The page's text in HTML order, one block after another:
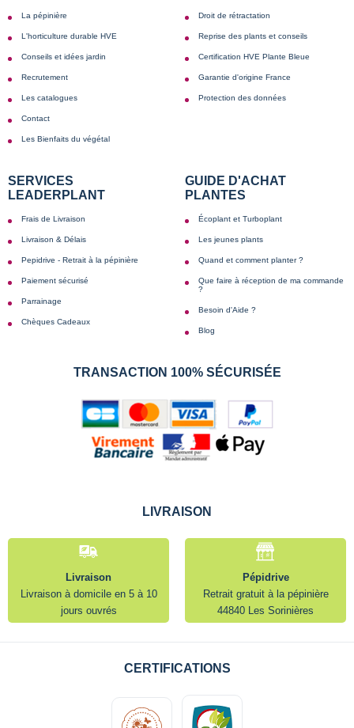
La pépinière
L'horticulture durable HVE
Conseils et idées jardin
Recrutement
Les catalogues
Contact
Les Bienfaits du végétal
Droit de rétractation
Reprise des plants et conseils
Certification HVE Plante Bleue
Garantie d'origine France
Protection des données
SERVICES
LEADERPLANT
Frais de Livraison
Livraison & Délais
Pepidrive - Retrait à la pépinière
Paiement sécurisé
Parrainage
Chèques Cadeaux
GUIDE D'ACHAT
PLANTES
Écoplant et Turboplant
Les jeunes plants
Quand et comment planter ?
Que faire à réception de ma commande
?
Besoin d'Aide ?
Blog
TRANSACTION 100% SÉCURISÉE
LIVRAISON
Livraison
Livraison à domicile en 5 à 10
jours ouvrés
Pépidrive
Retrait gratuit à la pépinière
44840 Les Sorinières
CERTIFICATIONS